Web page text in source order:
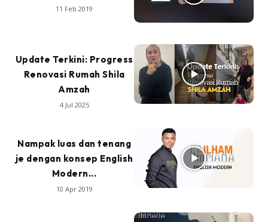
11 Feb 2019
Update Terkini: Progress
Renovasi Rumah Shila
Amzah
4 Jul 2025
Nampak luas dan tenang
je dengan konsep English
Modern...
10 Apr 2019